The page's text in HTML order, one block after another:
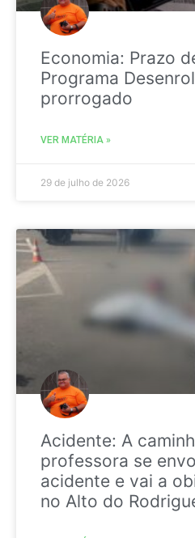
Economia: Prazo
Programa
prorrogado
VER MATÉRIA »
29 de julho de 2026
Acidente: A
professora se
acidente e vai a
no Alto do